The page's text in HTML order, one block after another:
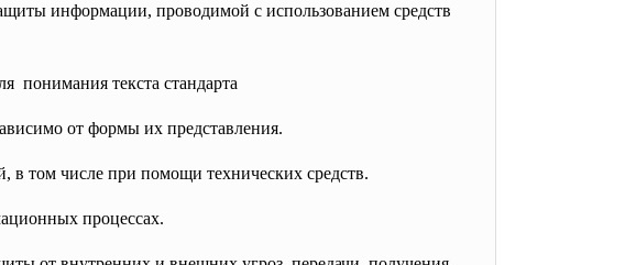
информации, проводимой с использованием средств
текста стандарта
от формы их представления.
в том числе при помощи технических средств.
процессах.